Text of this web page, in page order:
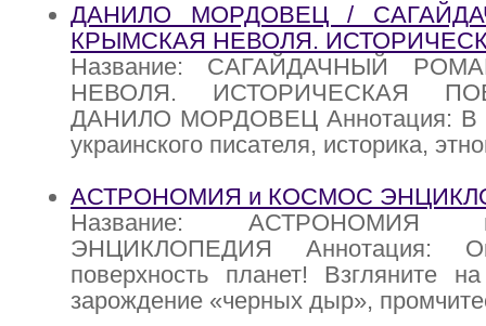
ДАНИЛО МОРДОВЕЦ /
КРЫМСКАЯ НЕВОЛЯ.
Название: САГАЙДАЧНЫЙ
НЕВОЛЯ. ИСТОРИЧЕСКАЯ
ДАНИЛО МОРДОВЕЦ Аннотация: В
украинского писателя, историка,
АСТРОНОМИЯ и КОСМОС
Название:
ЭНЦИКЛОПЕДИЯ Аннотация:
поверхность планет! Взгляните
зарождение «черных дыр»,